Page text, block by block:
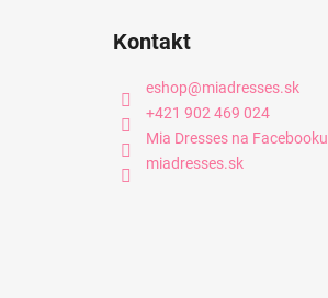
Kontakt
eshop@miadresses.sk
+421 902 469 024
Mia Dresses na Facebooku
miadresses.sk